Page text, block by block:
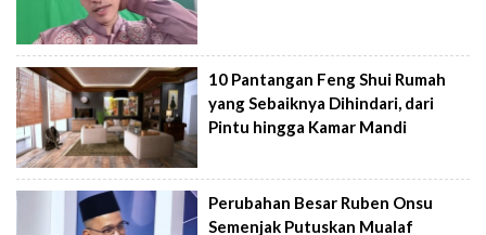
10 Pantangan Feng Shui Rumah
yang Sebaiknya Dihindari, dari
Pintu hingga Kamar Mandi
Perubahan Besar Ruben Onsu
Semenjak Putuskan Mualaf